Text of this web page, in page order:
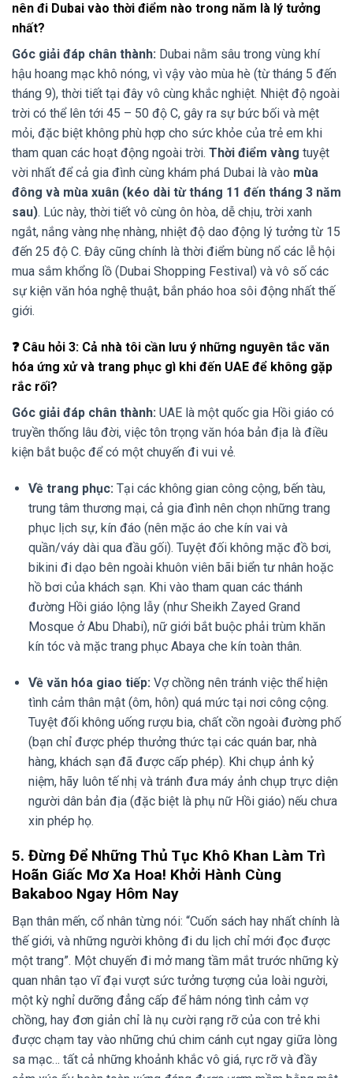
nên đi Dubai vào thời điểm nào trong năm là lý tưởng
nhất?
Góc giải đáp chân thành: Dubai nằm sâu trong vùng khí
hậu hoang mạc khô nóng, vì vậy vào mùa hè (từ tháng 5 đến
tháng 9), thời tiết tại đây vô cùng khắc nghiệt. Nhiệt độ ngoài
trời có thể lên tới 45 – 50 độ C, gây ra sự bức bối và mệt
mỏi, đặc biệt không phù hợp cho sức khỏe của trẻ em khi
tham quan các hoạt động ngoài trời. Thời điểm vàng tuyệt
vời nhất để cả gia đình cùng khám phá Dubai là vào mùa
đông và mùa xuân (kéo dài từ tháng 11 đến tháng 3 năm
sau). Lúc này, thời tiết vô cùng ôn hòa, dễ chịu, trời xanh
ngắt, nắng vàng nhẹ nhàng, nhiệt độ dao động lý tưởng từ 15
đến 25 độ C. Đây cũng chính là thời điểm bùng nổ các lễ hội
mua sắm khổng lồ (Dubai Shopping Festival) và vô số các
sự kiện văn hóa nghệ thuật, bắn pháo hoa sôi động nhất thế
giới.
❓ Câu hỏi 3: Cả nhà tôi cần lưu ý những nguyên tắc văn
hóa ứng xử và trang phục gì khi đến UAE để không gặp
rắc rối?
Góc giải đáp chân thành: UAE là một quốc gia Hồi giáo có
truyền thống lâu đời, việc tôn trọng văn hóa bản địa là điều
kiện bắt buộc để có một chuyến đi vui vẻ.
Về trang phục: Tại các không gian công cộng, bến tàu,
trung tâm thương mại, cả gia đình nên chọn những trang
phục lịch sự, kín đáo (nên mặc áo che kín vai và
quần/váy dài qua đầu gối). Tuyệt đối không mặc đồ bơi,
bikini đi dạo bên ngoài khuôn viên bãi biển tư nhân hoặc
hồ bơi của khách sạn. Khi vào tham quan các thánh
đường Hồi giáo lộng lẫy (như Sheikh Zayed Grand
Mosque ở Abu Dhabi), nữ giới bắt buộc phải trùm khăn
kín tóc và mặc trang phục Abaya che kín toàn thân.
Về văn hóa giao tiếp: Vợ chồng nên tránh việc thể hiện
tình cảm thân mật (ôm, hôn) quá mức tại nơi công cộng.
Tuyệt đối không uống rượu bia, chất cồn ngoài đường phố
(bạn chỉ được phép thưởng thức tại các quán bar, nhà
hàng, khách sạn đã được cấp phép). Khi chụp ảnh kỷ
niệm, hãy luôn tế nhị và tránh đưa máy ảnh chụp trực diện
người dân bản địa (đặc biệt là phụ nữ Hồi giáo) nếu chưa
xin phép họ.
5. Đừng Để Những Thủ Tục Khô Khan Làm Trì
Hoãn Giấc Mơ Xa Hoa! Khởi Hành Cùng
Bakaboo Ngay Hôm Nay
Bạn thân mến, cổ nhân từng nói: “Cuốn sách hay nhất chính là
thế giới, và những người không đi du lịch chỉ mới đọc được
một trang”. Một chuyến đi mở mang tầm mắt trước những kỳ
quan nhân tạo vĩ đại vượt sức tưởng tượng của loài người,
một kỳ nghỉ dưỡng đẳng cấp để hâm nóng tình cảm vợ
chồng, hay đơn giản chỉ là nụ cười rạng rỡ của con trẻ khi
được chạm tay vào những chú chim cánh cụt ngay giữa lòng
sa mạc… tất cả những khoảnh khắc vô giá, rực rỡ và đầy